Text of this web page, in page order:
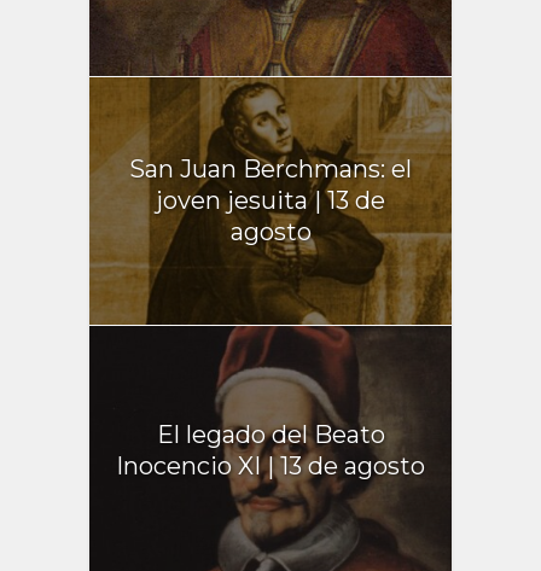
San Juan Berchmans: el
joven jesuita | 13 de
agosto
El legado del Beato
Inocencio XI | 13 de agosto